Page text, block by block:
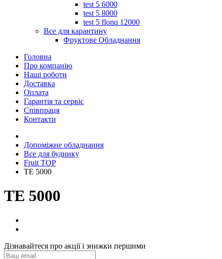
test 5 6000
test 5 8000
test 5 flonq 12000
Все для карантину
Фруктове Обладнання
Головна
Про компанію
Наші роботи
Доставка
Оплата
Гарантія та сервіс
Співпраця
Контакти
Допоміжне обладнання
Все для будинку
Fruit TOP
TE 5000
TE 5000
Дізнавайтеся про акції і знижки першими